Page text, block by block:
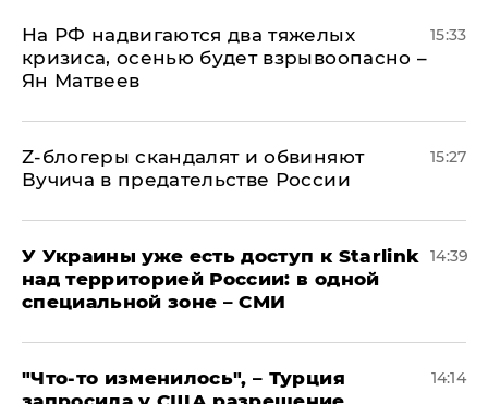
На РФ надвигаются два тяжелых
кризиса, осенью будет взрывоопасно –
Ян Матвеев
15:33
Z-блогеры скандалят и обвиняют
Вучича в предательстве России
15:27
У Украины уже есть доступ к Starlink
над территорией России: в одной
специальной зоне – СМИ
14:39
​"Что-то изменилось", – Турция
14:14